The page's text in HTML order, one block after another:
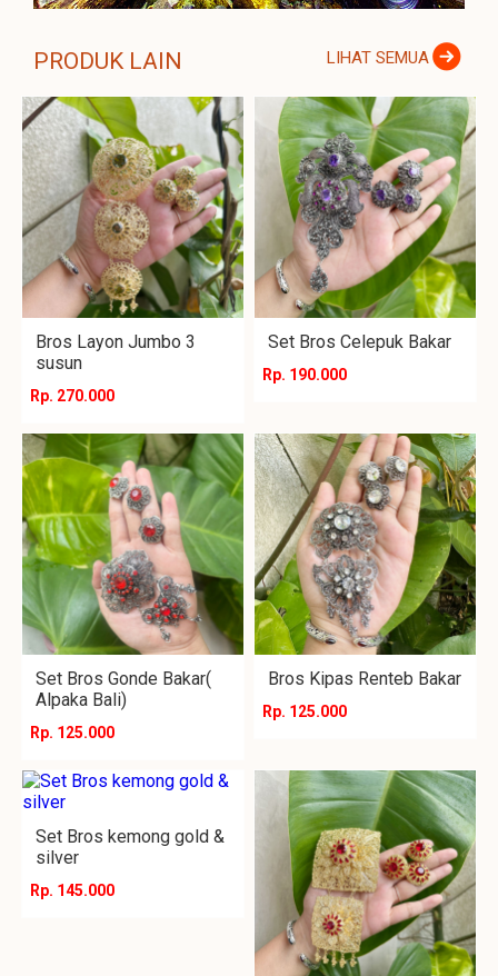
PRODUK LAIN LIHAT SEMUA
Bros Layon Jumbo 3
susun
Rp. 270.000
Set Bros Celepuk Bakar
Rp. 190.000
Set Bros Gonde Bakar(
Alpaka Bali)
Rp. 125.000
Bros Kipas Renteb Bakar
Rp. 125.000
Set Bros kemong gold &
silver
Rp. 145.000